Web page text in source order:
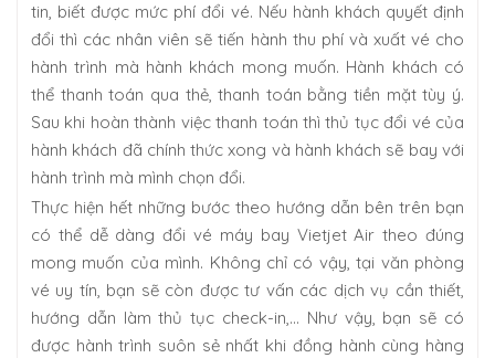
tin, biết được mức phí đổi vé. Nếu hành khách quyết định
đổi thì các nhân viên sẽ tiến hành thu phí và xuất vé cho
hành trình mà hành khách mong muốn. Hành khách có
thể thanh toán qua thẻ, thanh toán bằng tiền mặt tùy ý.
Sau khi hoàn thành việc thanh toán thì thủ tục đổi vé của
hành khách đã chính thức xong và hành khách sẽ bay với
hành trình mà mình chọn đổi.
Thực hiện hết những bước theo hướng dẫn bên trên bạn
có thể dễ dàng đổi vé máy bay Vietjet Air theo đúng
mong muốn của mình. Không chỉ có vậy, tại văn phòng
vé uy tín, bạn sẽ còn được tư vấn các dịch vụ cần thiết,
hướng dẫn làm thủ tục check-in,… Như vậy, bạn sẽ có
được hành trình suôn sẻ nhất khi đồng hành cùng hàng